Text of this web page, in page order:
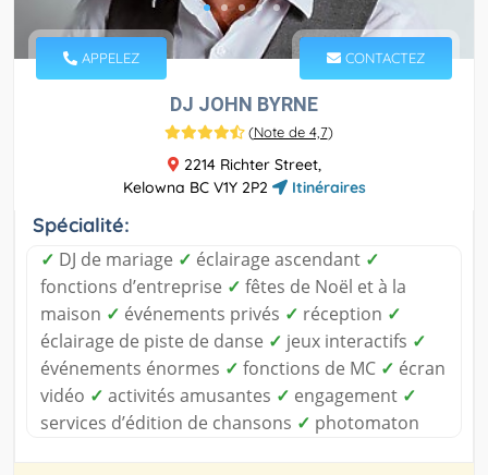
APPELEZ CONTACTEZ
DJ JOHN BYRNE
(Note de 4,7)
2214 Richter Street,
Kelowna BC V1Y 2P2
Itinéraires
Spécialité:
✓ DJ de mariage ✓ éclairage ascendant ✓
fonctions d’entreprise ✓ fêtes de Noël et à la
maison ✓ événements privés ✓ réception ✓
éclairage de piste de danse ✓ jeux interactifs ✓
événements énormes ✓ fonctions de MC ✓ écran
vidéo ✓ activités amusantes ✓ engagement ✓
services d’édition de chansons ✓ photomaton